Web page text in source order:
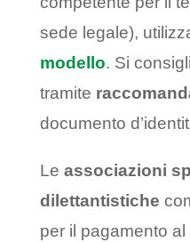
sede legale),
modello. Si
tramite
documento
Le associazioni
dilettantistiche
per il pagamento al